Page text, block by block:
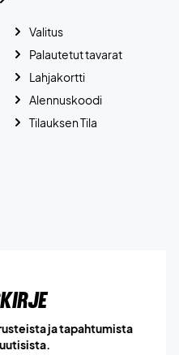
Valitus
Palautetut tavarat
Lahjakortti
Alennuskoodi
Tilauksen Tila
ja tapahtumista